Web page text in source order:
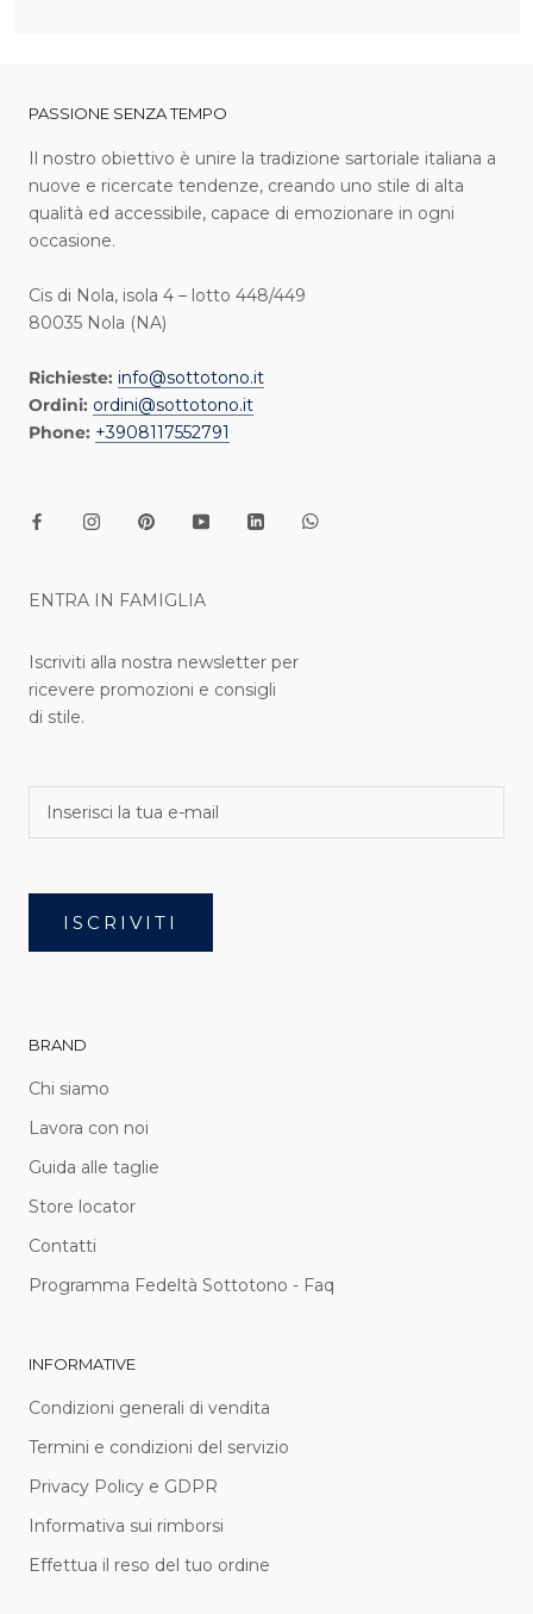
PASSIONE SENZA TEMPO
I l nostro obiettivo è unire la tradizione sartoriale italiana a
nuove e ricercate tendenze, creando uno stile di alta
qualità ed accessibile, capace di emozionare in ogni
occasione.
Cis di Nola, isola 4 – lotto 448/449
80035 Nola (NA)
Richieste: info@sottotono.it
Ordini: ordini@sottotono.it
Phone: +3908117552791
ENTRA IN FAMIGLIA
Iscriviti alla nostra newsletter per
ricevere promozioni e consigli
di stile.
ISCRIVITI
BRAND
Chi siamo
Lavora con noi
Guida alle taglie
Store locator
Contatti
Programma Fedeltà Sottotono - Faq
INFORMATIVE
Condizioni generali di vendita
Termini e condizioni del servizio
Privacy Policy e GDPR
Informativa sui rimborsi
Effettua il reso del tuo ordine